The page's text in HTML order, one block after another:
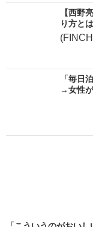
【西野
り方とは
「毎日
→女性